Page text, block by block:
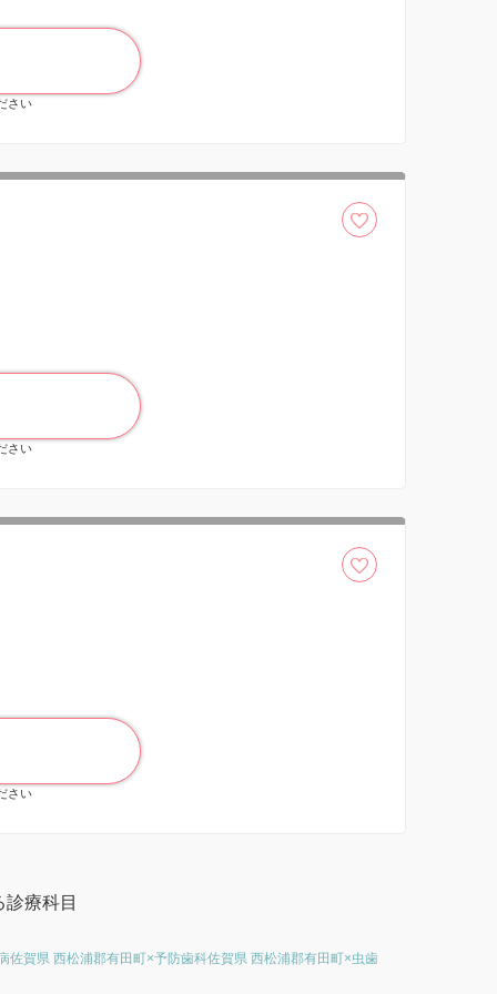
さい
さい
さい
療科目
佐賀県 西松浦郡有田町×予防歯科佐賀県 西松浦郡有田町×虫歯